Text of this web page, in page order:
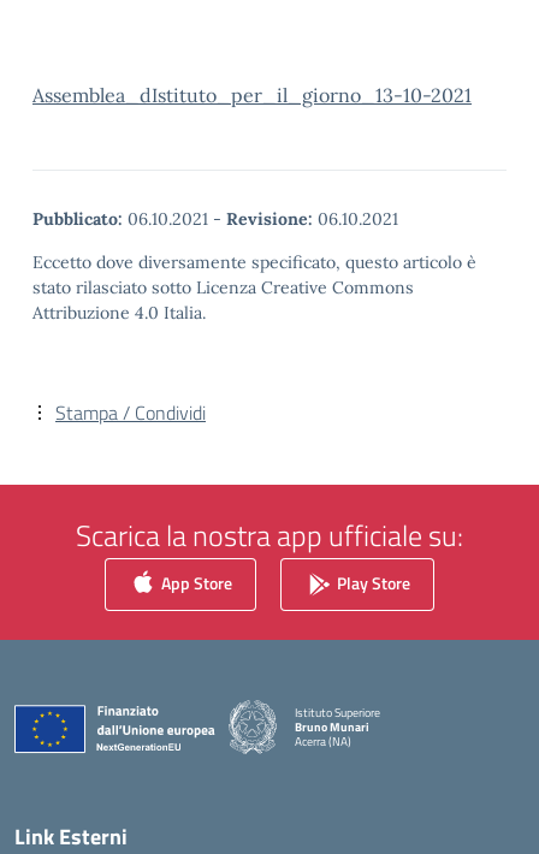
Assemblea_dIstituto_per_il_giorno_13-10-2021
Pubblicato: 06.10.2021 - Revisione: 06.10.2021
Eccetto dove diversamente specificato, questo articolo è
stato rilasciato sotto Licenza Creative Commons
Attribuzione 4.0 Italia.
Stampa / Condividi
Scarica la nostra app ufficiale su:
App Store Play Store
Istituto Superiore
Bruno Munari
Acerra (NA)
Link Esterni